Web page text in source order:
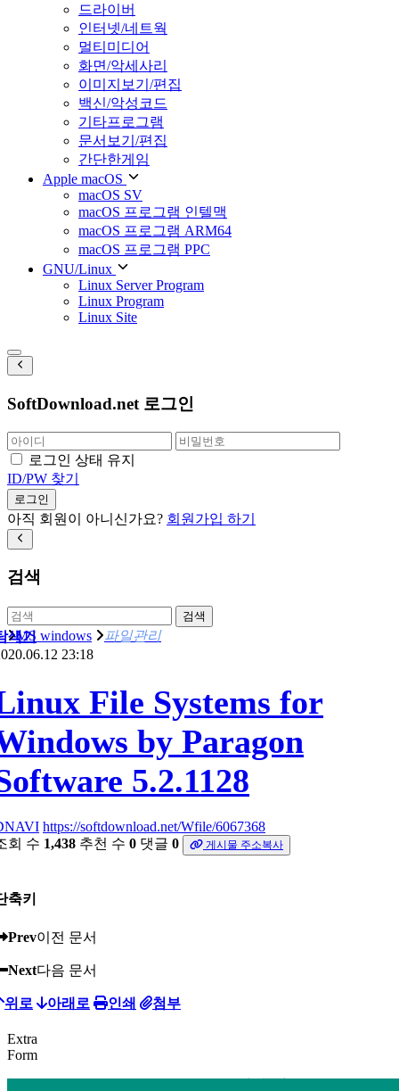
드라이버
인터넷/네트웍
멀티미디어
화면/악세사리
이미지보기/편집
백신/악성코드
기타프로그램
문서보기/편집
간단한게임
Apple macOS
macOS SV
macOS 프로그램 인텔맥
macOS 프로그램 ARM64
macOS 프로그램 PPC
GNU/Linux
Linux Server Program
Linux Program
Linux Site
SoftDownload.net 로그인
로그인 상태 유지
ID/PW 찾기
로그인
아직 회원이 아니신가요? 회원가입 하기
검색
검색
MS windows 파일관리
색기
23:18
File Systems for
by Paragon
5.2.1128
https://softdownload.net/Wfile/6067368
회 수 1,438 추천 수 0 댓글 0 게시물 주소복사
축키
Prev이전 문서
Next다음 문서
위로 아래로 인쇄 첨부
Extra
Form